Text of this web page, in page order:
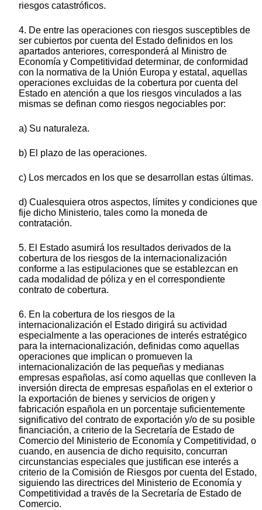
riesgos catastróficos.
4. De entre las operaciones con riesgos susceptibles de
ser cubiertos por cuenta del Estado definidos en los
apartados anteriores, corresponderá al Ministro de
Economía y Competitividad determinar, de conformidad
con la normativa de la Unión Europa y estatal, aquellas
operaciones excluidas de la cobertura por cuenta del
Estado en atención a que los riesgos vinculados a las
mismas se definan como riesgos negociables por:
a) Su naturaleza.
b) El plazo de las operaciones.
c) Los mercados en los que se desarrollan estas últimas.
d) Cualesquiera otros aspectos, límites y condiciones que
fije dicho Ministerio, tales como la moneda de
contratación.
5. El Estado asumirá los resultados derivados de la
cobertura de los riesgos de la internacionalización
conforme a las estipulaciones que se establezcan en
cada modalidad de póliza y en el correspondiente
contrato de cobertura.
6. En la cobertura de los riesgos de la
internacionalización el Estado dirigirá su actividad
especialmente a las operaciones de interés estratégico
para la internacionalización, definidas como aquellas
operaciones que implican o promueven la
internacionalización de las pequeñas y medianas
empresas españolas, así como aquellas que conlleven la
inversión directa de empresas españolas en el exterior o
la exportación de bienes y servicios de origen y
fabricación española en un porcentaje suficientemente
significativo del contrato de exportación y/o de su posible
financiación, a criterio de la Secretaría de Estado de
Comercio del Ministerio de Economía y Competitividad, o
cuando, en ausencia de dicho requisito, concurran
circunstancias especiales que justifican ese interés a
criterio de la Comisión de Riesgos por cuenta del Estado,
siguiendo las directrices del Ministerio de Economía y
Competitividad a través de la Secretaría de Estado de
Comercio.